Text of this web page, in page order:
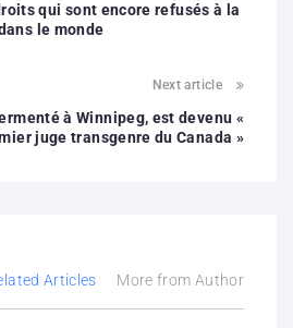
qui sont encore refusés à la
le monde
Next article
à Winnipeg, est devenu «
juge transgenre du Canada »
Articles More from Author